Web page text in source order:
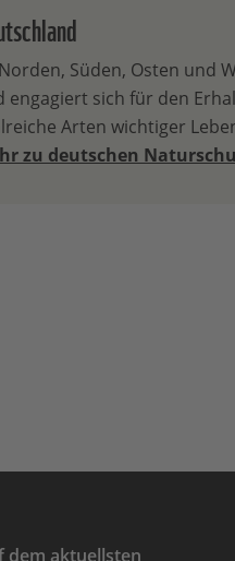
Süden, Osten und
engagiert sich für den
Arten wichtiger
zu deutschen
dem aktuellsten